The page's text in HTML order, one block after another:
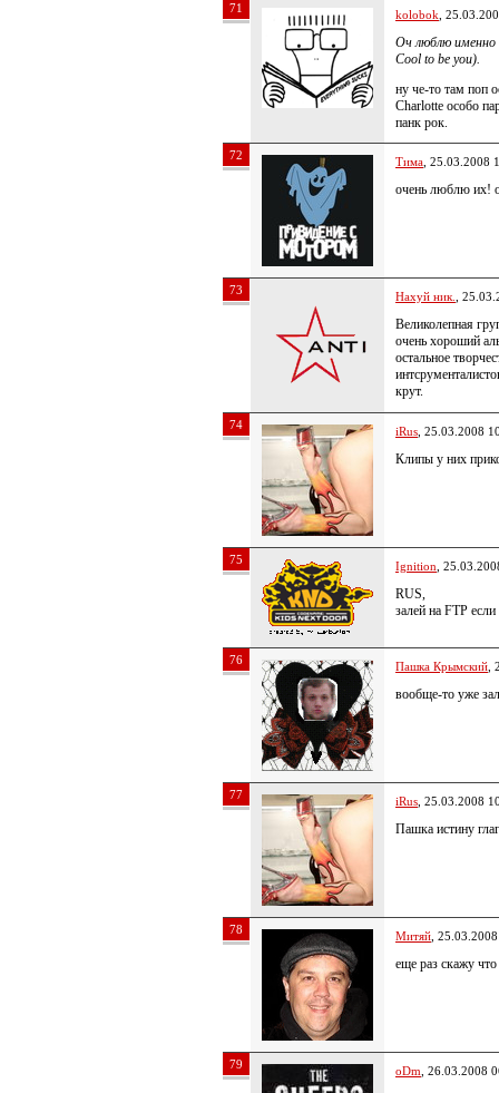
71 kolobok ,
Оч люблю именно
Cool to be you).
ну че-то там поп
Charlotte особо
панк рок.
72 Тима , 25.03.2008
очень люблю их!
73 Нахуй ник. ,
Великолепная
очень хороший
остальное
крут.
74 iRus , 25.03.2008
Клипы у них
75 Ignition ,
RUS,
залей на FTP если
76 Пашка Крымский
вообще-то уже
77 iRus , 25.03.2008
Пашка истину
78 Митяй ,
еще раз скажу что
79 oDm , 26.03.2008